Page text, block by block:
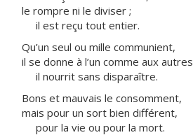
le rompre ni le diviser ;
il est reçu tout entier.
Qu’un seul ou mille communient,
il se donne à l’un comme aux
il nourrit sans disparaître.
Bons et mauvais le consomment,
mais pour un sort bien différent,
pour la vie ou pour la mort.